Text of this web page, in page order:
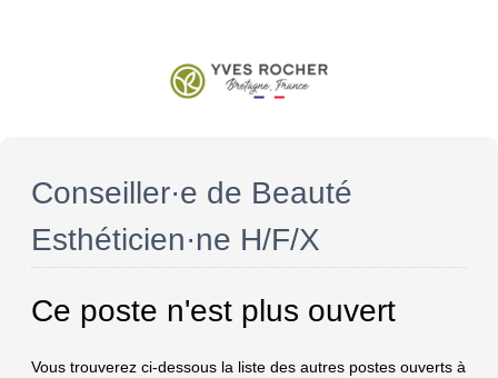
Conseiller·e de Beauté
Esthéticien·ne H/F/X
Ce poste n'est plus ouvert
Vous trouverez ci-dessous la liste des autres postes ouverts à